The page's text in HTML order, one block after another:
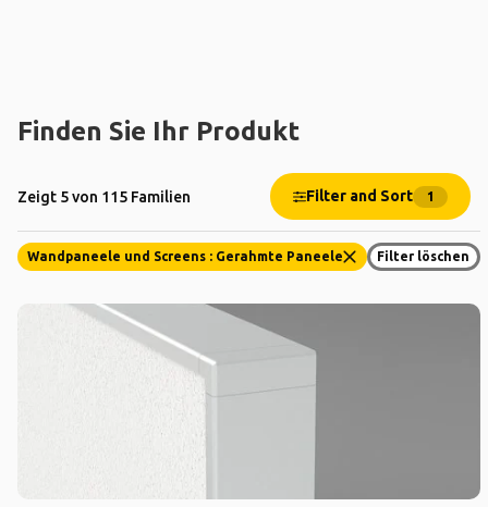
Finden Sie Ihr Produkt
Zeigt 5 von 115 Familien Filter and Sort 1
Wandpaneele und Screens : Gerahmte Paneele Filter löschen